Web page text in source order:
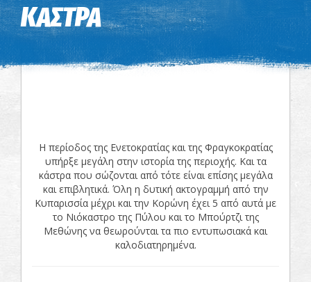
ΚΑΣΤΡΑ
Η περίοδος της Ενετοκρατίας και της Φραγκοκρατίας
υπήρξε μεγάλη στην ιστορία της περιοχής. Και τα
κάστρα που σώζονται από τότε είναι επίσης μεγάλα
και επιβλητικά. Όλη η δυτική ακτογραμμή από την
Κυπαρισσία μέχρι και την Κορώνη έχει 5 από αυτά με
το Νιόκαστρο της Πύλου και το Μπούρτζι της
Μεθώνης να θεωρούνται τα πιο εντυπωσιακά και
καλοδιατηρημένα.